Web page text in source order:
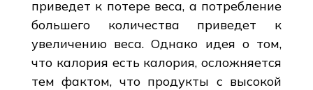
приведет к потере веса, а потребление
большего количества приведет к
увеличению веса. Однако идея о том,
что калория есть калория, осложняется
тем фактом, что продукты с высокой